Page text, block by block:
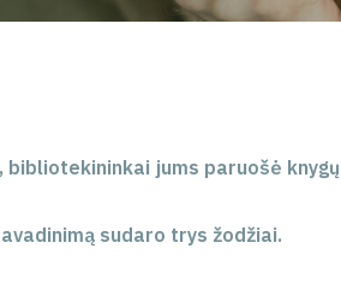
jums paruošė
sudaro trys žodžiai.